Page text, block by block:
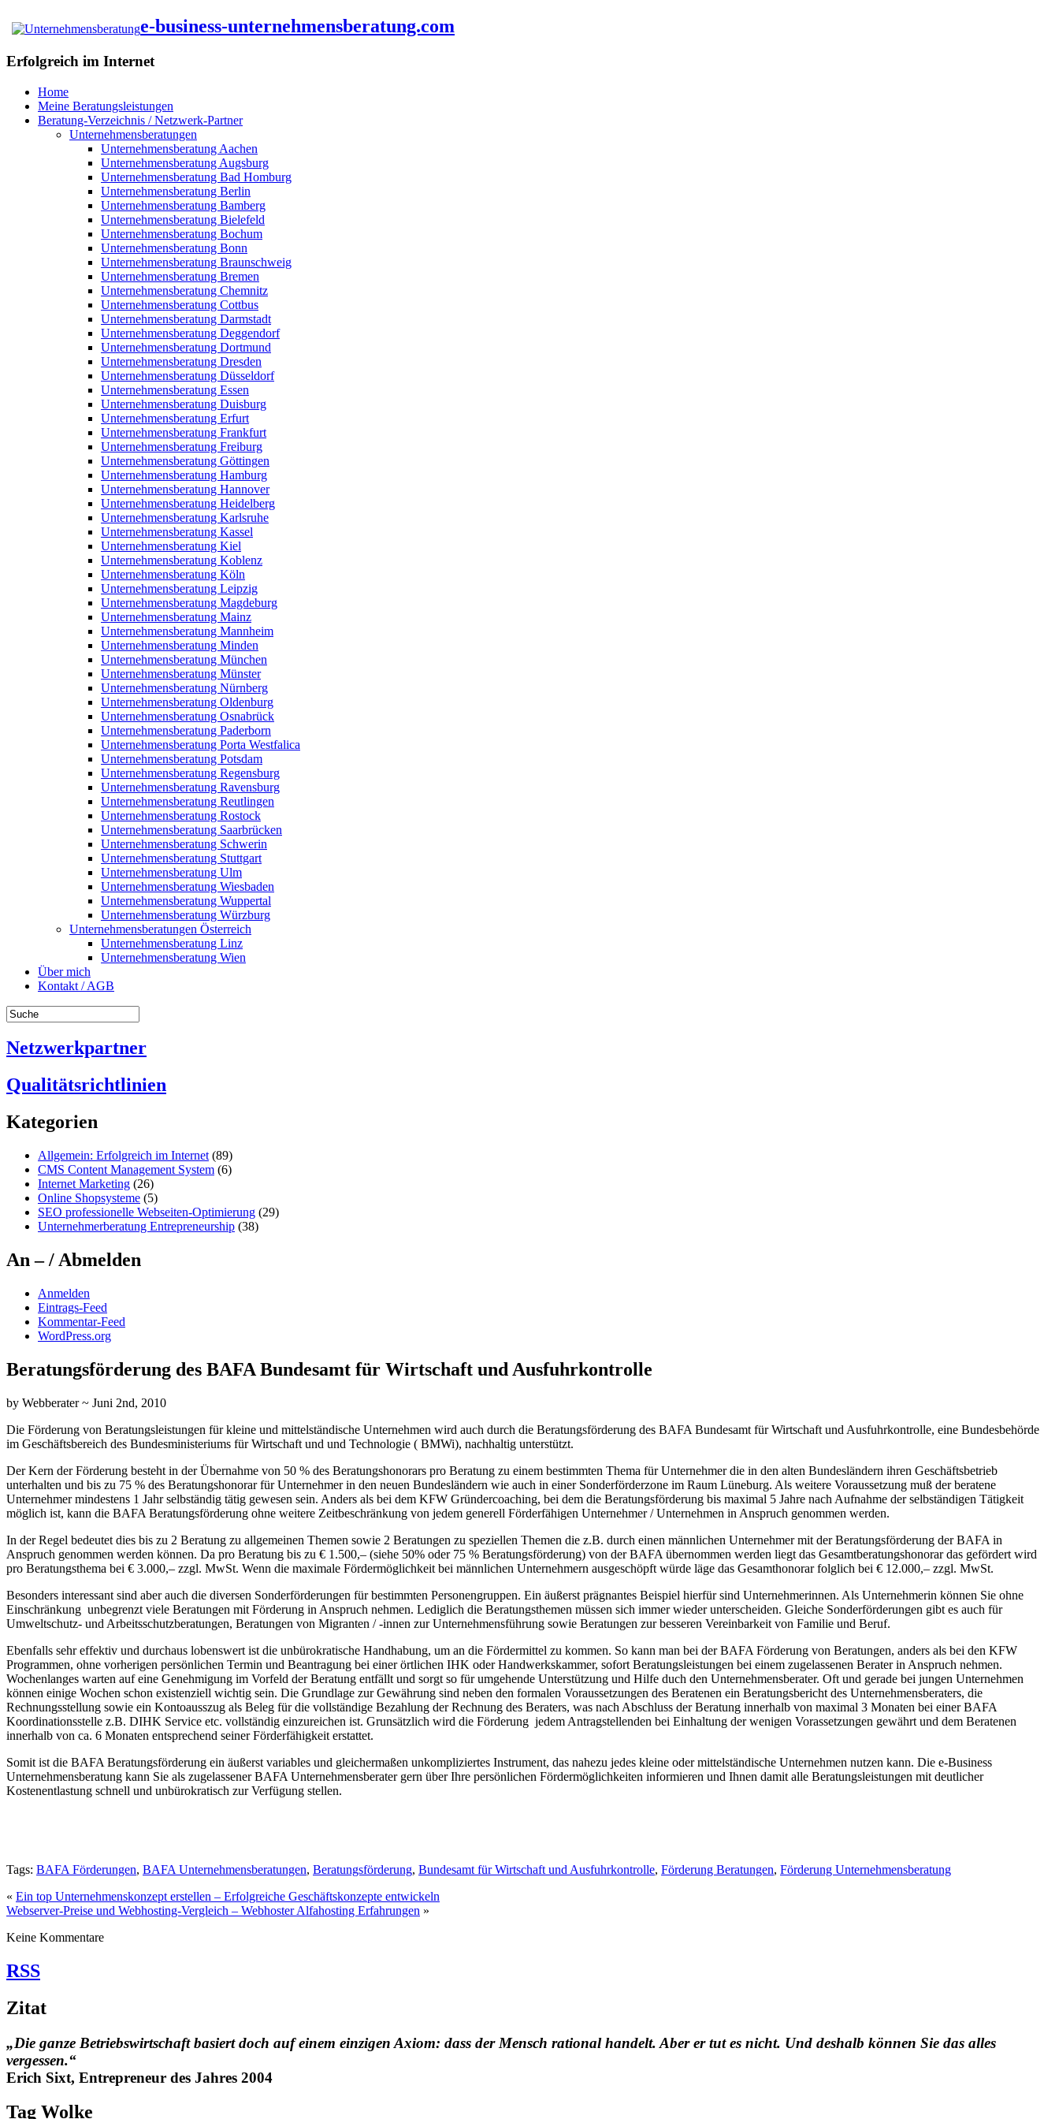
e-business-unternehmensberatung.com
Erfolgreich im Internet
Home
Meine Beratungsleistungen
Beratung-Verzeichnis / Netzwerk-Partner
Unternehmensberatungen
Unternehmensberatung Aachen
Unternehmensberatung Augsburg
Unternehmensberatung Bad Homburg
Unternehmensberatung Berlin
Unternehmensberatung Bamberg
Unternehmensberatung Bielefeld
Unternehmensberatung Bochum
Unternehmensberatung Bonn
Unternehmensberatung Braunschweig
Unternehmensberatung Bremen
Unternehmensberatung Chemnitz
Unternehmensberatung Cottbus
Unternehmensberatung Darmstadt
Unternehmensberatung Deggendorf
Unternehmensberatung Dortmund
Unternehmensberatung Dresden
Unternehmensberatung Düsseldorf
Unternehmensberatung Essen
Unternehmensberatung Duisburg
Unternehmensberatung Erfurt
Unternehmensberatung Frankfurt
Unternehmensberatung Freiburg
Unternehmensberatung Göttingen
Unternehmensberatung Hamburg
Unternehmensberatung Hannover
Unternehmensberatung Heidelberg
Unternehmensberatung Karlsruhe
Unternehmensberatung Kassel
Unternehmensberatung Kiel
Unternehmensberatung Koblenz
Unternehmensberatung Köln
Unternehmensberatung Leipzig
Unternehmensberatung Magdeburg
Unternehmensberatung Mainz
Unternehmensberatung Mannheim
Unternehmensberatung Minden
Unternehmensberatung München
Unternehmensberatung Münster
Unternehmensberatung Nürnberg
Unternehmensberatung Oldenburg
Unternehmensberatung Osnabrück
Unternehmensberatung Paderborn
Unternehmensberatung Porta Westfalica
Unternehmensberatung Potsdam
Unternehmensberatung Regensburg
Unternehmensberatung Ravensburg
Unternehmensberatung Reutlingen
Unternehmensberatung Rostock
Unternehmensberatung Saarbrücken
Unternehmensberatung Schwerin
Unternehmensberatung Stuttgart
Unternehmensberatung Ulm
Unternehmensberatung Wiesbaden
Unternehmensberatung Wuppertal
Unternehmensberatung Würzburg
Unternehmensberatungen Österreich
Unternehmensberatung Linz
Unternehmensberatung Wien
Über mich
Kontakt / AGB
Netzwerkpartner
Qualitätsrichtlinien
Kategorien
Allgemein: Erfolgreich im Internet (89)
CMS Content Management System (6)
Internet Marketing (26)
Online Shopsysteme (5)
SEO professionelle Webseiten-Optimierung (29)
Unternehmerberatung Entrepreneurship (38)
An – / Abmelden
Anmelden
Eintrags-Feed
Kommentar-Feed
WordPress.org
Beratungsförderung des BAFA Bundesamt für Wirtschaft und Ausfuhrkontrolle
by Webberater ~ Juni 2nd, 2010
Die Förderung von Beratungsleistungen für kleine und mittelständische Unternehmen wird auch durch die Beratungsförderung des BAFA Bundesamt für Wirtschaft und Ausfuhrkontrolle, eine Bundesbehörde
im Geschäftsbereich des Bundesministeriums für Wirtschaft und und Technologie ( BMWi), nachhaltig unterstützt.
Der Kern der Förderung besteht in der Übernahme von 50 % des Beratungshonorars pro Beratung zu einem bestimmten Thema für Unternehmer die in den alten Bundesländern ihren Geschäftsbetrieb
unterhalten und bis zu 75 % des Beratungshonorar für Unternehmer in den neuen Bundesländern wie auch in einer Sonderförderzone im Raum Lüneburg. Als weitere Voraussetzung muß der beratene
Unternehmer mindestens 1 Jahr selbständig tätig gewesen sein. Anders als bei dem KFW Gründercoaching, bei dem die Beratungsförderung bis maximal 5 Jahre nach Aufnahme der selbständigen Tätigkeit
möglich ist, kann die BAFA Beratungsförderung ohne weitere Zeitbeschränkung von jedem generell Förderfähigen Unternehmer / Unternehmen in Anspruch genommen werden.
In der Regel bedeutet dies bis zu 2 Beratung zu allgemeinen Themen sowie 2 Beratungen zu speziellen Themen die z.B. durch einen männlichen Unternehmer mit der Beratungsförderung der BAFA in
Anspruch genommen werden können. Da pro Beratung bis zu € 1.500,– (siehe 50% oder 75 % Beratungsförderung) von der BAFA übernommen werden liegt das Gesamtberatungshonorar das gefördert wird
pro Beratungsthema bei € 3.000,– zzgl. MwSt. Wenn die maximale Fördermöglichkeit bei männlichen Unternehmern ausgeschöpft würde läge das Gesamthonorar folglich bei € 12.000,– zzgl. MwSt.
Besonders interessant sind aber auch die diversen Sonderförderungen für bestimmten Personengruppen. Ein äußerst prägnantes Beispiel hierfür sind Unternehmerinnen. Als Unternehmerin können Sie ohne
Einschränkung unbegrenzt viele Beratungen mit Förderung in Anspruch nehmen. Lediglich die Beratungsthemen müssen sich immer wieder unterscheiden. Gleiche Sonderförderungen gibt es auch für
Umweltschutz- und Arbeitsschutzberatungen, Beratungen von Migranten / -innen zur Unternehmensführung sowie Beratungen zur besseren Vereinbarkeit von Familie und Beruf.
Ebenfalls sehr effektiv und durchaus lobenswert ist die unbürokratische Handhabung, um an die Fördermittel zu kommen. So kann man bei der BAFA Förderung von Beratungen, anders als bei den KFW
Programmen, ohne vorherigen persönlichen Termin und Beantragung bei einer örtlichen IHK oder Handwerkskammer, sofort Beratungsleistungen bei einem zugelassenen Berater in Anspruch nehmen.
Wochenlanges warten auf eine Genehmigung im Vorfeld der Beratung entfällt und sorgt so für umgehende Unterstützung und Hilfe duch den Unternehmensberater. Oft und gerade bei jungen Unternehmen
können einige Wochen schon existenziell wichtig sein. Die Grundlage zur Gewährung sind neben den formalen Voraussetzungen des Beratenen ein Beratungsbericht des Unternehmensberaters, die
Rechnungsstellung sowie ein Kontoausszug als Beleg für die vollständige Bezahlung der Rechnung des Beraters, was nach Abschluss der Beratung innerhalb von maximal 3 Monaten bei einer BAFA
Koordinationsstelle z.B. DIHK Service etc. vollständig einzureichen ist. Grunsätzlich wird die Förderung jedem Antragstellenden bei Einhaltung der wenigen Vorassetzungen gewährt und dem Beratenen
innerhalb von ca. 6 Monaten entsprechend seiner Förderfähigkeit erstattet.
Somit ist die BAFA Beratungsförderung ein äußerst variables und gleichermaßen unkompliziertes Instrument, das nahezu jedes kleine oder mittelständische Unternehmen nutzen kann. Die e-Business
Unternehmensberatung kann Sie als zugelassener BAFA Unternehmensberater gern über Ihre persönlichen Fördermöglichkeiten informieren und Ihnen damit alle Beratungsleistungen mit deutlicher
Kostenentlastung schnell und unbürokratisch zur Verfügung stellen.
Tags: BAFA Förderungen, BAFA Unternehmensberatungen, Beratungsförderung, Bundesamt für Wirtschaft und Ausfuhrkontrolle, Förderung Beratungen, Förderung Unternehmensberatung
« Ein top Unternehmenskonzept erstellen – Erfolgreiche Geschäftskonzepte entwickeln
Webserver-Preise und Webhosting-Vergleich – Webhoster Alfahosting Erfahrungen »
Keine Kommentare
RSS
Zitat
„Die ganze Betriebswirtschaft basiert doch auf einem einzigen Axiom: dass der Mensch rational handelt. Aber er tut es nicht. Und deshalb können Sie das alles
vergessen.“
Erich Sixt, Entrepreneur des Jahres 2004
Tag Wolke